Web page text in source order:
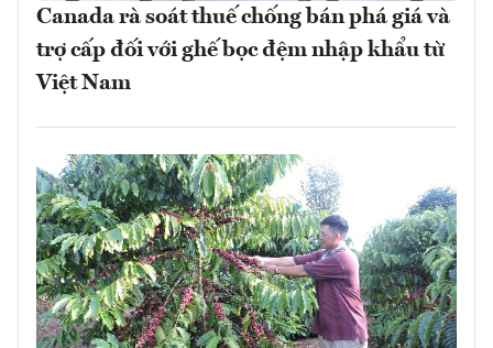
Canada rà soát thuế chống bán phá giá và
trợ cấp đối với ghế bọc đệm nhập khẩu từ
Việt Nam